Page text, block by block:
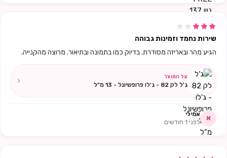
שירות נחמד וזמינות גבוהה
הגיע מהר ובאריזה מסודרת. בדיוק כמו בתמונה ובתיאור. מרוצה מהקנייה.
על המוצר
ג'ל לק 82 - ג'לו פרופשיונל - 13 מ"ל
א
אמילי
לפני 1 חודשים